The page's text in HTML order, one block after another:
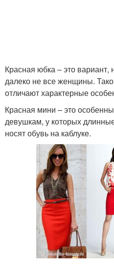
Красная юбка – это
далеко не все женщины.
отличают характерные
Красная мини – это
девушкам, у которых
носят обувь на каблуке.